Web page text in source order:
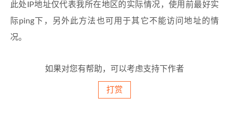
此处IP地址仅代表我所在地区的实际情况，使用前最好实
际ping下，另外此方法也可用于其它不能访问地址的情
况。
如果对您有帮助，可以考虑支持下作者
打赏